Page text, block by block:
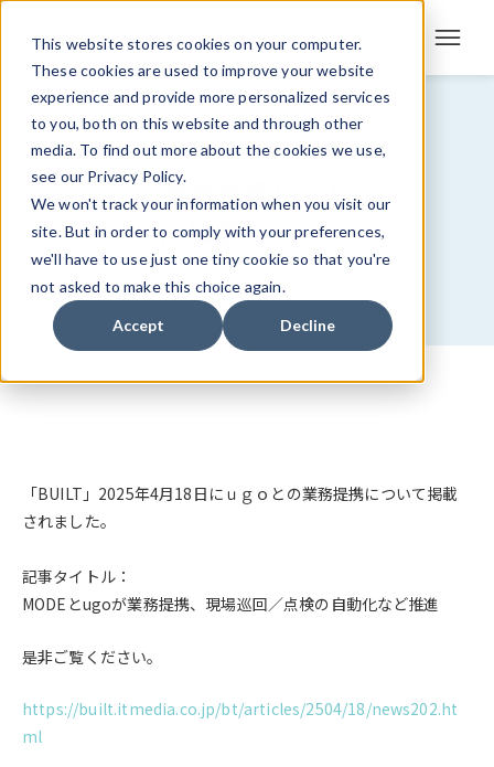
This website stores cookies on your computer.
These cookies are used to improve your website
experience and provide more personalized services
to you, both on this website and through other
media. To find out more about the cookies we use,
see our Privacy Policy.
We won't track your information when you visit our
site. But in order to comply with your preferences,
we'll have to use just one tiny cookie so that you're
not asked to make this choice again.
Accept Decline
メディア掲載
ｕｇｏとの業務提携について
「BUILT」に掲載
2025/4/21
「BUILT 」2025年4月18日に ｕｇｏとの業務提携について掲載
されました。
記事タイトル：
MODEとugoが業務提携、現場巡回／点検の自動化など推進
是非ご覧ください。
https://built.itmedia.co.jp/bt/articles/2504/18/news202.ht
ml